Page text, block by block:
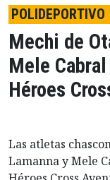
POLIDEPORTIVO
Mechi de
Mele
Héroes
Las atletas
Lamanna y Mele